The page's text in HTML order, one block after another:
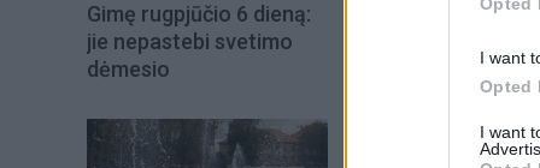
I want
Opted
I want
Gimę rugpjūčio 6 dieną:
jie nepastebi svetimo
dėmesio